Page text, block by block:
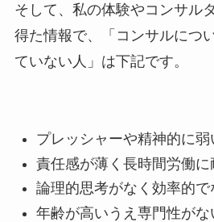
そして、私の体験やコンサル
得た情報で、「コンサルにつ
ていない人」は下記です。
プレッシャーや精神的に弱
責任感が薄く長時間労働に
論理的思考がなく効率的で
年齢が高いうえ専門性がな